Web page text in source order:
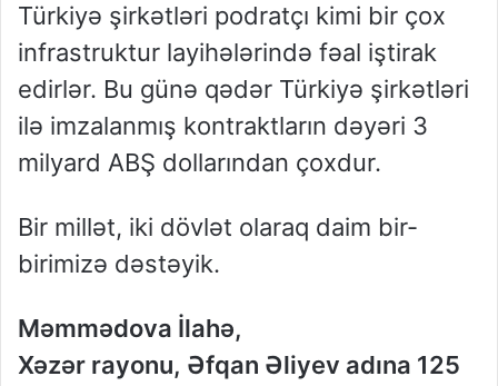
Türkiyə şirkətləri podratçı kimi bir çox
infrastruktur layihələrində fəal iştirak
edirlər. Bu günə qədər Türkiyə şirkətləri
ilə imzalanmış kontraktların dəyəri 3
milyard ABŞ dollarından çoxdur.
Bir millət, iki dövlət olaraq daim bir-
birimizə dəstəyik.
Məmmədova İlahə,
Xəzər rayonu, Əfqan Əliyev adına 125